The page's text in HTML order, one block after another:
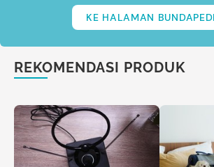
KE HALAMAN
REKOMENDASI PRODUK